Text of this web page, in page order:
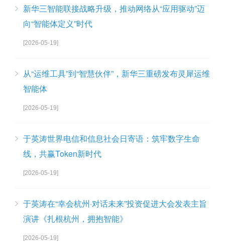
新华三智能联接战略升级，推动网络从“应用驱动”迈
向“智能体定义”时代
[2026-05-19]
从“运维工具”到“智慧伙伴”，新华三重磅发布灵犀运维
智能体
[2026-05-19]
于英涛世界电信和信息社会日寄语：筑牢数字生命
线，共赢Token新时代
[2026-05-19]
于英涛在“幸会杭州·对话未来”投资促进大会发表主旨
演讲《扎根杭州，拥抱智能》
[2026-05-19]